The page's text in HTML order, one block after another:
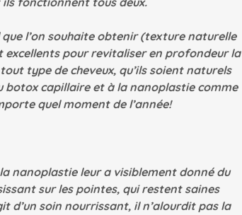
l’on souhaite obtenir (texture naturelle
excellents pour revitaliser en profondeur la
type de cheveux, qu’ils soient naturels
botox capillaire et à la nanoplastie comme
quel moment de l’année!
nanoplastie leur a visiblement donné du
sur les pointes, qui restent saines
d’un soin nourrissant, il n’alourdit pas la